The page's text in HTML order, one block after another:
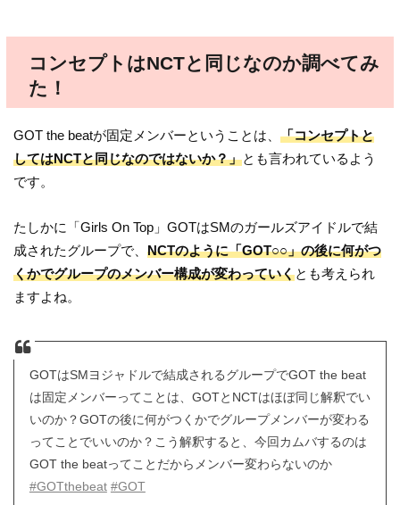
コンセプトはNCTと同じなのか調べてみ
た！
GOT the beatが固定メンバーということは、「コンセプトと
してはNCTと同じなのではないか？」とも言われているよう
です。
たしかに「Girls On Top」GOTはSMのガールズアイドルで結
成されたグループで、NCTのように「GOT○○」の後に何がつ
くかでグループのメンバー構成が変わっていくとも考えられ
ますよね。
GOTはSMヨジャドルで結成されるグループでGOT the beat
は固定メンバーってことは、GOTとNCTはほぼ同じ解釈でい
いのか？GOTの後に何がつくかでグループメンバーが変わる
ってことでいいのか？こう解釈すると、今回カムバするのは
GOT the beatってことだからメンバー変わらないのか
#GOTthebeat #GOT